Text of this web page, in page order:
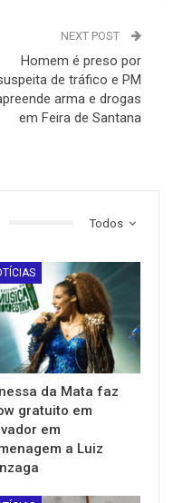
NEXT POST
Homem é preso por
de tráfico e PM
arma e drogas
em Feira de Santana
Todos
da Mata faz
gratuito em
em
a Luiz